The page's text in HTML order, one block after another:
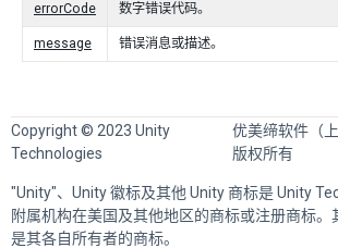
errorCode 数字错误代码。
message 错误消息或描述。
Copyright © 2023 Unity
Technologies
优美缔软件（
版权所有
"Unity"、Unity 徽标及其他 Unity 商标是 Unity
附属机构在美国及其他地区的商标或注册商标。
是其各自所有者的商标。